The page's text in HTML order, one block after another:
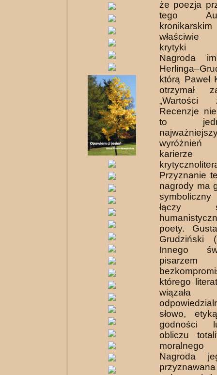
że poezja
tego
właściwie
krytyki
Nagroda
którą Paweł
otrzymał
„Wartości
Recenzje
to
karierze
Przyznanie
nagrody ma
poety.
Grudziński
Innego
pisarzem
którego
słowo,
godności
obliczu
Nagroda